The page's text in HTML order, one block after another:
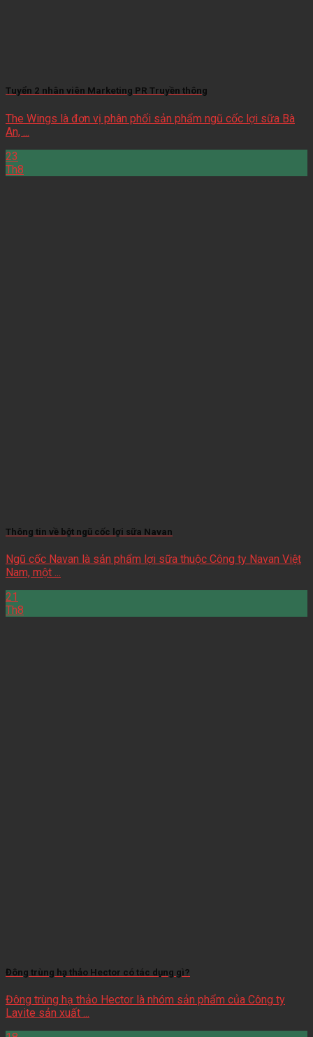
Tuyển 2 nhân viên Marketing PR Truyền thông
The Wings là đơn vị phân phối sản phẩm ngũ cốc lợi sữa Bà
An, ...
23
Th8
Thông tin về bột ngũ cốc lợi sữa Navan
Ngũ cốc Navan là sản phẩm lợi sữa thuộc Công ty Navan Việt
Nam, một ...
21
Th8
Đông trùng hạ thảo Hector có tác dụng gì?
Đông trùng hạ thảo Hector là nhóm sản phẩm của Công ty
Lavite sản xuất ...